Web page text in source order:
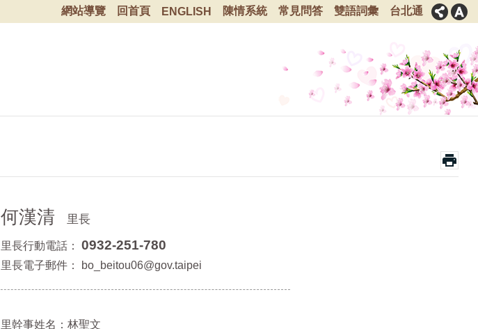
網站導覽 回首頁 ENGLISH 陳情系統 常見問答 雙語詞彙 台北通
何漢清 里長
里長行動電話： 0932-251-780
里長電子郵件： bo_beitou06@gov.taipei
里幹事姓名：林聖文